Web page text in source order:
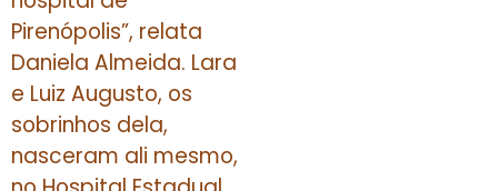
Pirenópolis”, relata
Daniela Almeida. Lara
e Luiz Augusto, os
sobrinhos dela,
nasceram ali mesmo,